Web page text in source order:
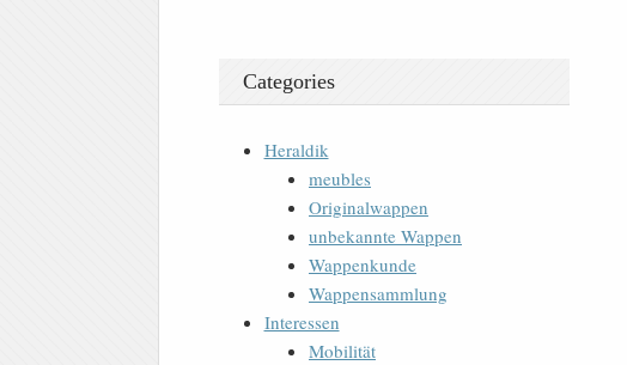
Categories
Heraldik
meubles
Originalwappen
unbekannte Wappen
Wappenkunde
Wappensammlung
Interessen
Mobilität